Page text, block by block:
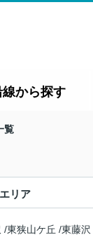
線から探す
覧
リア
/東狭山ケ丘 /東藤沢